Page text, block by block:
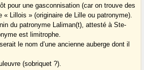
pour une gasconnisation (car on trouve des
« Lillois » (originaire de Lille ou patronyme).
du patronyme Laliman(t), attesté à Ste-
est limitrophe.
le nom d’une ancienne auberge dont il
(sobriquet ?).